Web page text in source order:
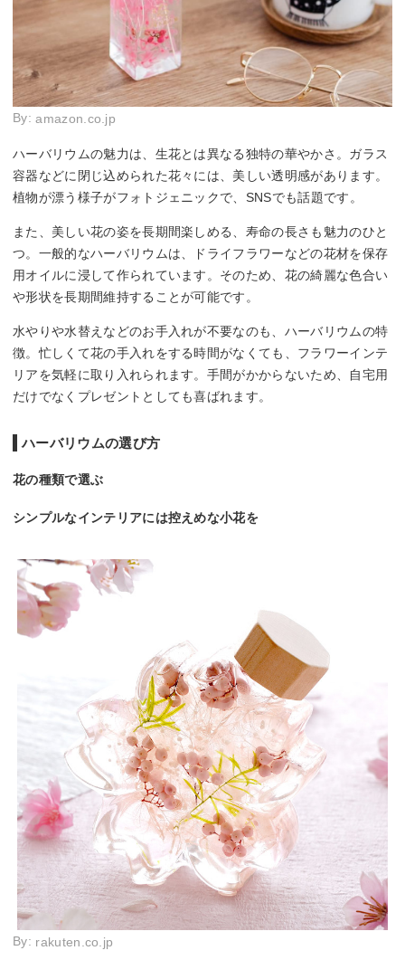
By:amazon.co.jp
ハーバリウムの魅力は、生花とは異なる独特の華やかさ。ガラス
容器などに閉じ込められた花々には、美しい透明感があります。
植物が漂う様子がフォトジェニックで、SNSでも話題です。
また、美しい花の姿を長期間楽しめる、寿命の長さも魅力のひと
つ。一般的なハーバリウムは、ドライフラワーなどの花材を保存
用オイルに浸して作られています。そのため、花の綺麗な色合い
や形状を長期間維持することが可能です。
水やりや水替えなどのお手入れが不要なのも、ハーバリウムの特
徴。忙しくて花の手入れをする時間がなくても、フラワーインテ
リアを気軽に取り入れられます。手間がかからないため、自宅用
だけでなくプレゼントとしても喜ばれます。
ハーバリウムの選び方
花の種類で選ぶ
シンプルなインテリアには控えめな小花を
By: rakuten.co.jp